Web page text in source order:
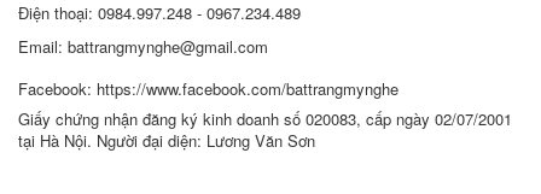
Điện thoại: 0984.997.248 - 0967.234.489
Email: battrangmynghe@gmail.com
Facebook: https://www.facebook.com/battrangmynghe
Giấy chứng nhận đăng ký kinh doanh số 020083, cấp ngày 02/07/2001
tại Hà Nội. Người đại diện: Lương Văn Sơn